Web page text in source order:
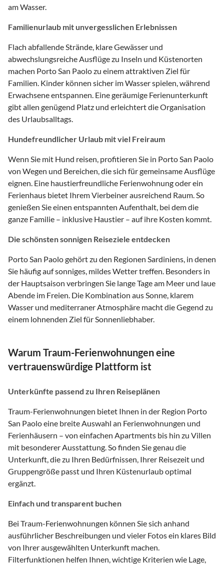
am Wasser.
Familienurlaub mit unvergesslichen Erlebnissen
Flach abfallende Strände, klare Gewässer und
abwechslungsreiche Ausflüge zu Inseln und Küstenorten
machen Porto San Paolo zu einem attraktiven Ziel für
Familien. Kinder können sicher im Wasser spielen, während
Erwachsene entspannen. Eine geräumige Ferienunterkunft
gibt allen genügend Platz und erleichtert die Organisation
des Urlaubsalltags.
Hundefreundlicher Urlaub mit viel Freiraum
Wenn Sie mit Hund reisen, profitieren Sie in Porto San Paolo
von Wegen und Bereichen, die sich für gemeinsame Ausflüge
eignen. Eine haustierfreundliche Ferienwohnung oder ein
Ferienhaus bietet Ihrem Vierbeiner ausreichend Raum. So
genießen Sie einen entspannten Aufenthalt, bei dem die
ganze Familie – inklusive Haustier – auf ihre Kosten kommt.
Die schönsten sonnigen Reiseziele entdecken
Porto San Paolo gehört zu den Regionen Sardiniens, in denen
Sie häufig auf sonniges, mildes Wetter treffen. Besonders in
der Hauptsaison verbringen Sie lange Tage am Meer und laue
Abende im Freien. Die Kombination aus Sonne, klarem
Wasser und mediterraner Atmosphäre macht die Gegend zu
einem lohnenden Ziel für Sonnenliebhaber.
Warum Traum-Ferienwohnungen eine
vertrauenswürdige Plattform ist
Unterkünfte passend zu Ihren Reiseplänen
Traum-Ferienwohnungen bietet Ihnen in der Region Porto
San Paolo eine breite Auswahl an Ferienwohnungen und
Ferienhäusern – von einfachen Apartments bis hin zu Villen
mit besonderer Ausstattung. So finden Sie genau die
Unterkunft, die zu Ihren Bedürfnissen, Ihrer Reisezeit und
Gruppengröße passt und Ihren Küstenurlaub optimal
ergänzt.
Einfach und transparent buchen
Bei Traum-Ferienwohnungen können Sie sich anhand
ausführlicher Beschreibungen und vieler Fotos ein klares Bild
von Ihrer ausgewählten Unterkunft machen.
Filterfunktionen helfen Ihnen, wichtige Kriterien wie Lage,